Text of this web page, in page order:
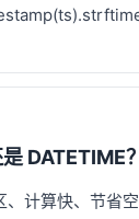
DATETIME？
计算快、节省